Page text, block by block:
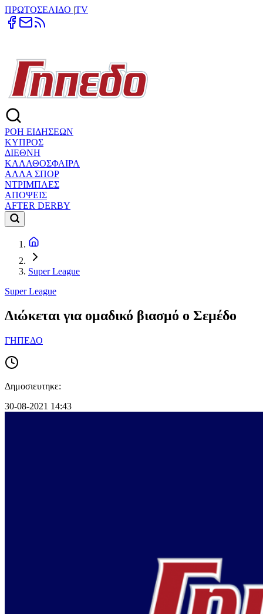
ΠΡΩΤΟΣΕΛΙΔΟ |TV
ΡΟΗ ΕΙΔΗΣΕΩΝ
ΚΥΠΡΟΣ
ΔΙΕΘΝΗ
ΚΑΛΑΘΟΣΦΑΙΡΑ
ΑΛΛΑ ΣΠΟΡ
ΝΤΡΙΜΠΛΕΣ
ΑΠΟΨΕΙΣ
AFTER DERBY
Super League
Super League
Διώκεται για ομαδικό βιασμό ο Σεμέδο
ΓΗΠΕΔΟ
Δημοσιευτηκε:
30-08-2021 14:43